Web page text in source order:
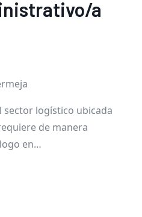
a
logístico ubicada
requiere de manera
en…